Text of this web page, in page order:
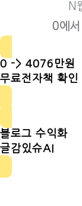
너
뛰
기
N
0에서
0 -> 4076만원
무료전자책 확인
블로그 수익화
글감있슈AI